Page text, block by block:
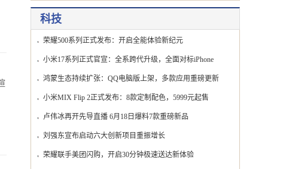
科技
荣耀500系列正式发布：开启全能体验新纪元
小米17系列正式官宣：全系跨代升级，全面对标iPhone
鸿蒙生态持续扩张：QQ电脑版上架，多款应用重磅更新
小米MIX Flip 2正式发布：8款定制配色，5999元起售
卢伟冰再开先导直播 6月18日爆料7款重磅新品
刘强东宣布启动六大创新项目重振增长
荣耀联手美团闪购，开启30分钟极速送达新体验